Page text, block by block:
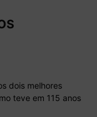
dois melhores
teve em 115 anos